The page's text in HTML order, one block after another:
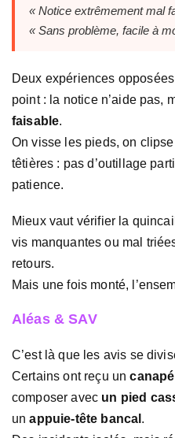
« Notice extrêmement mal
« Sans problème, facile à
Deux expériences
point : la notice n’aide pas,
faisable.
On visse les pieds, on
têtières : pas d’outillage
patience.
Mieux vaut vérifier la
vis manquantes ou mal
retours.
Mais une fois monté,
Aléas & SAV
C’est là que les avis se
Certains ont reçu un
composer avec un pied
unappuie-tête bancal .